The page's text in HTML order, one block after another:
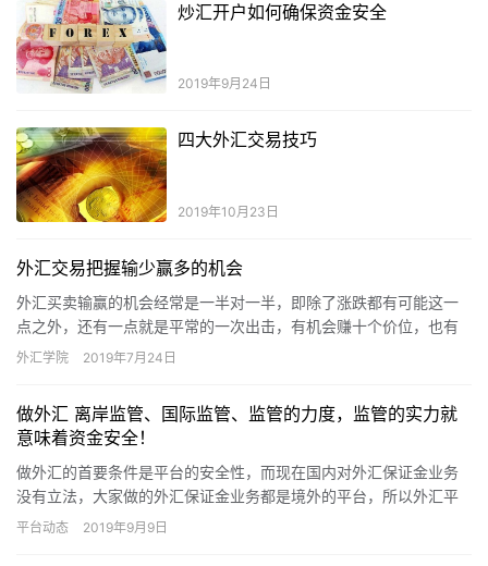
炒汇开户如何确保资金安全
2019年9月24日
四大外汇交易技巧
2019年10月23日
外汇交易把握输少赢多的机会
外汇买卖输赢的机会经常是一半对一半，即除了涨跌都有可能这一
点之外，还有一点就是平常的一次出击，有机会赚十个价位，也有
风险亏十个价位，以赔率来讲是一赔一。一个赚钱的上佳机会，除
外汇学院 2019年7月24日
做外汇 离岸监管、国际监管、监管的力度，监管的实力就
意味着资金安全！
做外汇的首要条件是平台的安全性，而现在国内对外汇保证金业务
没有立法，大家做的外汇保证金业务都是境外的平台，所以外汇平
台的监管是我们的资金安全的最后一道防护墙。 做外汇，监管的力
平台动态 2019年9月9日